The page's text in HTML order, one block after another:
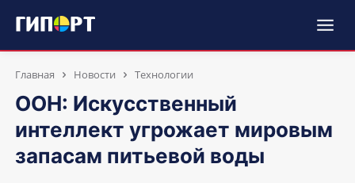
Главная Новости Технологии
ООН: Искусственный
интеллект угрожает мировым
запасам питьевой воды